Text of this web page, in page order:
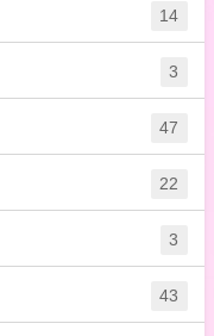
14
3
47
22
3
43